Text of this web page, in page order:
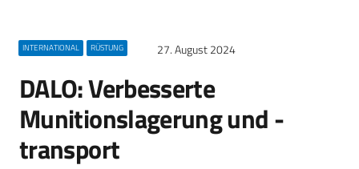
INTERNATIONAL RÜSTUNG 27. August 2024
DALO: Verbesserte
Munitionslagerung und -
transport